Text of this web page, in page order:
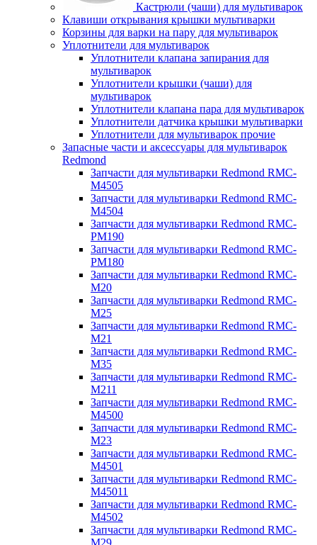
Кастрюли (чаши) для мультиварок
Клавиши открывания крышки мультиварки
Корзины для варки на пару для мультиварок
Уплотнители для мультиварок
Уплотнители клапана запирания для
мультиварок
Уплотнители крышки (чаши) для
мультиварок
Уплотнители клапана пара для мультиварок
Уплотнители датчика крышки мультиварки
Уплотнители для мультиварок прочие
Запасные части и аксессуары для мультиварок
Redmond
Запчасти для мультиварки Redmond RMC-
M4505
Запчасти для мультиварки Redmond RMC-
M4504
Запчасти для мультиварки Redmond RMC-
PM190
Запчасти для мультиварки Redmond RMC-
PM180
Запчасти для мультиварки Redmond RMC-
M20
Запчасти для мультиварки Redmond RMC-
M25
Запчасти для мультиварки Redmond RMC-
M21
Запчасти для мультиварки Redmond RMC-
M35
Запчасти для мультиварки Redmond RMC-
M211
Запчасти для мультиварки Redmond RMC-
M4500
Запчасти для мультиварки Redmond RMC-
M23
Запчасти для мультиварки Redmond RMC-
M4501
Запчасти для мультиварки Redmond RMC-
M45011
Запчасти для мультиварки Redmond RMC-
M4502
Запчасти для мультиварки Redmond RMC-
M29